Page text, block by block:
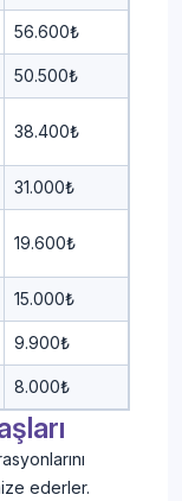
56.600₺
50.500₺
38.400₺
31.000₺
19.600₺
15.000₺
9.900₺
8.000₺
ederler.